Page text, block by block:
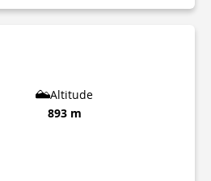
Altitude
893 m